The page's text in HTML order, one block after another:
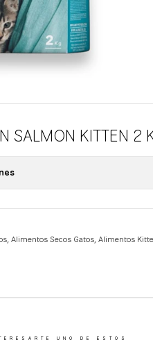
SALMON KITTEN 2
,Alimentos Secos Gatos,Alimentos
UNO DE ESTOS